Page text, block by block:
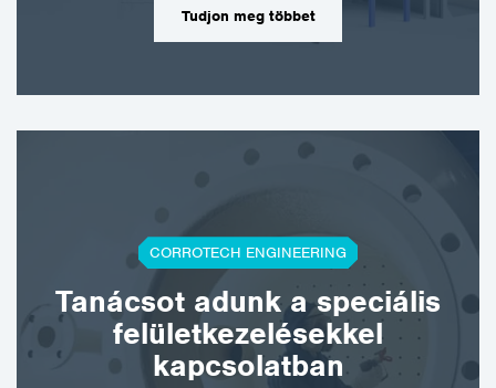
Tudjon meg többet
CORROTECH ENGINEERING
Tanácsot adunk a speciális
felületkezelésekkel
kapcsolatban